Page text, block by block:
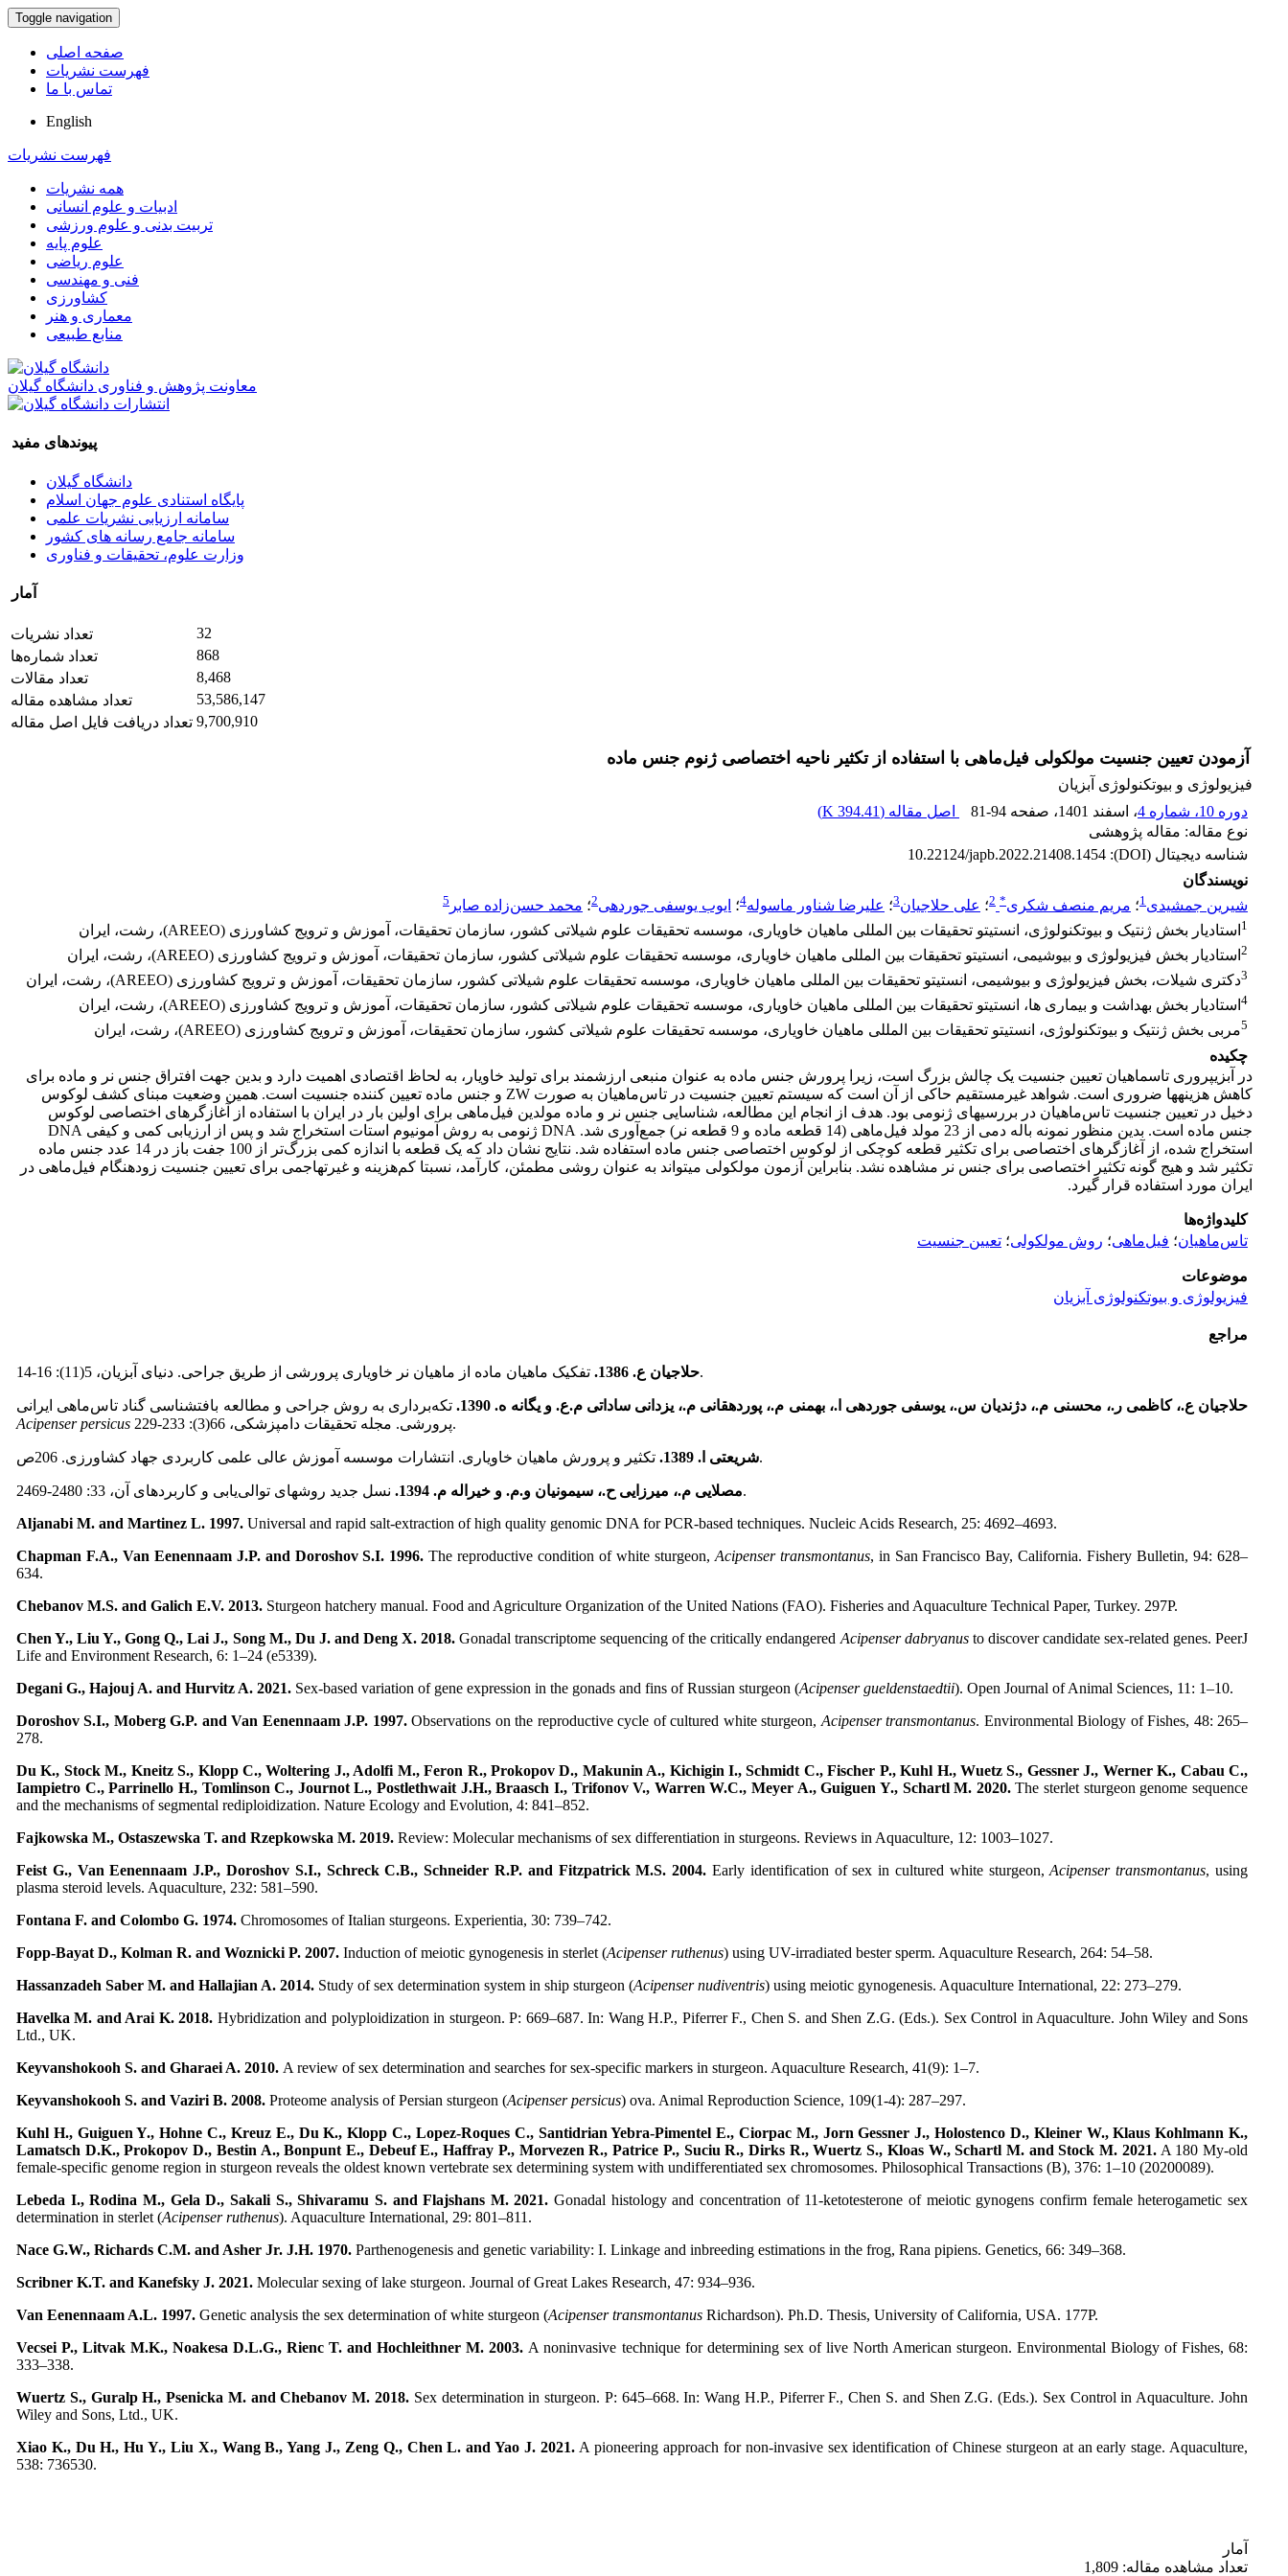
Toggle navigation
صفحه اصلی
فهرست نشریات
تماس با ما
English
فهرست نشریات
همه نشریات
ادبیات و علوم انسانی
تربیت بدنی و علوم ورزشی
علوم پایه
علوم ریاضی
فنی و مهندسی
کشاورزی
معماری و هنر
منابع طبیعی
معاونت پژوهش و فناوری دانشگاه گیلان
پیوندهای مفید
دانشگاه گیلان
پایگاه استنادی علوم جهان اسلام
سامانه ارزیابی نشریات علمی
سامانه جامع رسانه های کشور
وزارت علوم، تحقیقات و فناوری
آمار
تعداد نشریات
32
تعداد شماره‌ها
868
تعداد مقالات
8,468
تعداد مشاهده مقاله
53,586,147
تعداد دریافت فایل اصل مقاله 9,700,910
آزمودن تعیین جنسیت مولکولی فیل‌ماهی با استفاده از تکثیر ناحیه اختصاصی ژنوم جنس ماده
فیزیولوژی و بیوتکنولوژی آبزیان
دوره 10، شماره 4
، اسفند 1401 ، صفحه 81-94 اصل مقاله (394.41 K
)
نوع مقاله: مقاله پژوهشی
شناسه دیجیتال (DOI):
10.22124/japb.2022.21408.1454
نویسندگان
شیرین جمشیدی1؛ مریم منصف شکری*
2؛ علی حلاجیان3؛ علیرضا شناور ماسوله4؛ ایوب یوسفی جوردهی2؛ محمد حسن‌زاده صابر 5
1 استادیار بخش ژنتیک و بیوتکنولوژی، انستیتو تحقیقات بین المللی ماهیان خاویاری، موسسه تحقیقات علوم شیلاتی کشور، سازمان تحقیقات، آموزش و ترویج کشاورزی (AREEO)، رشت، ایران
2 استادیار بخش فیزیولوژی و بیوشیمی، انستیتو تحقیقات بین المللی ماهیان خاویاری، موسسه تحقیقات علوم شیلاتی کشور، سازمان تحقیقات، آموزش و ترویج کشاورزی (AREEO)، رشت، ایران
3دکتری شیلات، بخش فیزیولوژی و بیوشیمی، انستیتو تحقیقات بین المللی ماهیان خاویاری، موسسه تحقیقات علوم شیلاتی کشور، سازمان تحقیقات، آموزش و ترویج کشاورزی (AREEO)، رشت، ایران
4 استادیار بخش بهداشت و بیماری ها، انستیتو تحقیقات بین المللی ماهیان خاویاری، موسسه تحقیقات علوم شیلاتی کشور، سازمان تحقیقات، آموزش و ترویج کشاورزی (AREEO)، رشت، ایران
5مربی بخش ژنتیک و بیوتکنولوژی، انستیتو تحقیقات بین المللی ماهیان خاویاری، موسسه تحقیقات علوم شیلاتی کشور، سازمان تحقیقات، آموزش و ترویج کشاورزی (AREEO)، رشت، ایران
چکیده
در آبزی­پروری تاس­ماهیان تعیین جنسیت یک چالش بزرگ است، زیرا پرورش جنس ماده به عنوان منبعی ارزشمند برای تولید خاویار، به لحاظ اقتصادی اهمیت دارد و بدین جهت افتراق جنس نر و ماده برای
کاهش هزینه­ها ضروری است. شواهد غیرمستقیم حاکی از آن است که سیستم تعیین جنسیت در تاس‌ماهیان به صورت ZW و جنس ماده تعیین کننده جنسیت است. همین وضعیت مبنای کشف لوکوس
دخیل در تعیین جنسیت تاس‌ماهیان در بررسی­های ژنومی بود. هدف از انجام این مطالعه، شناسایی جنس نر و ماده مولدین فیل‌ماهی برای اولین بار در ایران با استفاده از آغازگرهای اختصاصی لوکوس
جنس ماده است. بدین منظور نمونه باله دمی از 23 مولد فیل‌ماهی (14 قطعه ماده و 9 قطعه نر) جمع‌آوری شد. DNA ژنومی به روش آمونیوم استات استخراج شد و پس از ارزیابی کمی و کیفی DNA
استخراج شده، از آغازگرهای اختصاصی برای تکثیر قطعه کوچکی از لوکوس اختصاصی جنس ماده استفاده شد. نتایج نشان داد که یک قطعه با اندازه کمی بزرگ‌تر از 100 جفت باز در 14 عدد جنس ماده
تکثیر شد و هیج گونه تکثیر اختصاصی برای جنس نر مشاهده نشد. بنابراین آزمون مولکولی می­تواند به عنوان روشی مطمئن، کارآمد، نسبتا کم‌هزینه و غیرتهاجمی برای تعیین جنسیت زودهنگام فیل‌ماهی در
ایران مورد استفاده قرار گیرد.
کلیدواژه‌ها
تاس‌ماهیان؛ فیل‌ماهی؛ روش مولکولی؛ تعیین جنسیت
موضوعات
فیزیولوژی و بیوتکنولوژی آبزیان
مراجع
حلاجیان ع. 1386.تفکیک ماهیان ماده از ماهیان نر خاویاری پرورشی از طریق جراحی. دنیای آبزیان، 5(11): 16-14.
حلاجیان ع.، کاظمی ر.، محسنی م.، دژندیان س.، یوسفی جوردهی ا.، بهمنی م.، پوردهقانی م.، یزدانی ساداتی م.ع. و یگانه ه. 1390.
تکه‌برداری به روش جراحی و مطالعه بافت­شناسی گناد تاس‌ماهی ایرانی
Acipenser persicus
‌پرورشی. مجله تحقیقات دامپزشکی، 66(3): 233-229.
شریعتی ا. 1389.تکثیر و پرورش ماهیان خاویاری. انتشارات موسسه آموزش عالی علمی کاربردی جهاد کشاورزی. 206ص.
مصلایی م.، میرزایی ح.، سیمونیان و.م. و خیراله م. 1394.نسل جدید روش­های توالی‌یابی و کاربرد­های آن، 33: 2480-2469.
Aljanabi M. and Martinez L. 1997. Universal and rapid salt-extraction of high quality genomic DNA for PCR-based techniques. Nucleic Acids Research, 25: 4692–4693.
Chapman F.A., Van Eenennaam J.P. and Doroshov S.I. 1996.The reproductive condition of white sturgeon, Acipenser transmontanus, in San Francisco Bay, California. Fishery Bulletin, 94: 628–
634.
Chebanov M.S. and Galich E.V. 2013. Sturgeon hatchery manual. Food and Agriculture Organization of the United Nations (FAO). Fisheries and Aquaculture Technical Paper, Turkey. 297P.
Chen Y., Liu Y., Gong Q., Lai J., Song M., Du J. and Deng X. 2018.Gonadal transcriptome sequencing of the critically endangered Acipenser dabryanusto discover candidate sex-related genes. PeerJ
Life and Environment Research, 6: 1–24 (e5339).
Degani G., Hajouj A. and Hurvitz A. 2021. Sex-based variation of gene expression in the gonads and fins of Russian sturgeon (Acipenser gueldenstaedtii). Open Journal of Animal Sciences, 11: 1–10.
Doroshov S.I., Moberg G.P. and Van Eenennaam J.P. 1997.Observations on the reproductive cycle of cultured white sturgeon, Acipenser transmontanus. Environmental Biology of Fishes, 48: 265–
278.
Du K., Stock M., Kneitz S., Klopp C., Woltering J., Adolfi M., Feron R., Prokopov D., Makunin A., Kichigin I., Schmidt C., Fischer P., Kuhl H., Wuetz S., Gessner J., Werner K., Cabau C.,
Iampietro C., Parrinello H., Tomlinson C., Journot L., Postlethwait J.H., Braasch I., Trifonov V., Warren W.C., Meyer A., Guiguen Y., Schartl M. 2020.The sterlet sturgeon genome sequence
and the mechanisms of segmental rediploidization. Nature Ecology and Evolution, 4: 841–852.
Fajkowska M., Ostaszewska T. and Rzepkowska M. 2019. Review: Molecular mechanisms of sex differentiation in sturgeons. Reviews in Aquaculture, 12: 1003–1027.
Feist G., Van Eenennaam J.P., Doroshov S.I., Schreck C.B., Schneider R.P. and Fitzpatrick M.S. 2004. Early identification of sex in cultured white sturgeon,Acipenser transmontanus, using
plasma steroid levels. Aquaculture, 232: 581–590.
Fontana F. and Colombo G. 1974. Chromosomes of Italian sturgeons. Experientia, 30: 739–742.
Fopp-Bayat D., Kolman R. and Woznicki P. 2007. Induction of meiotic gynogenesis in sterlet (Acipenser ruthenus) using UV-irradiated bester sperm. Aquaculture Research, 264: 54–58.
Hassanzadeh Saber M. and Hallajian A. 2014. Study of sex determination system in ship sturgeon (Acipenser nudiventris) using meiotic gynogenesis. Aquaculture International, 22: 273–279.
Havelka M. and Arai K. 2018. Hybridization and polyploidization in sturgeon. P: 669–687. In: Wang H.P., Piferrer F., Chen S. and Shen Z.G. (Eds.). Sex Control in Aquaculture. John Wiley and Sons
Ltd., UK.
Keyvanshokooh S. and Gharaei A. 2010. A review of sex determination and searches for sex-specific markers in sturgeon. Aquaculture Research, 41(9): 1–7.
Keyvanshokooh S. and Vaziri B. 2008. Proteome analysis of Persian sturgeon (Acipenser persicus) ova. Animal Reproduction Science, 109(1-4): 287–297.
Kuhl H., Guiguen Y., Hohne C., Kreuz E., Du K., Klopp C., Lopez-Roques C., Santidrian Yebra-Pimentel E., Ciorpac M., Jorn Gessner J., Holostenco D., Kleiner W., Klaus Kohlmann K.,
Lamatsch D.K., Prokopov D., Bestin A., Bonpunt E., Debeuf E., Haffray P., Morvezen R., Patrice P., Suciu R., Dirks R., Wuertz S., Kloas W., Schartl M. and Stock M. 2021.A 180 My-old
female-specific genome region in sturgeon reveals the oldest known vertebrate sex determining system with undifferentiated sex chromosomes. Philosophical Transactions (B), 376: 1–10 (20200089).
Lebeda I., Rodina M., Gela D., Sakali S., Shivaramu S. and Flajshans M. 2021.Gonadal histology and concentration of 11-ketotesterone of meiotic gynogens confirm female heterogametic sex
determination in sterlet (Acipenser ruthenus). Aquaculture International, 29: 801–811.
Nace G.W., Richards C.M. and Asher Jr. J.H. 1970. Parthenogenesis and genetic variability: I. Linkage and inbreeding estimations in the frog, Rana pipiens. Genetics, 66: 349–368.
Scribner K.T. and Kanefsky J. 2021. Molecular sexing of lake sturgeon. Journal of Great Lakes Research, 47: 934–936.
Van Eenennaam A.L. 1997. Genetic analysis the sex determination of white sturgeon (Acipenser transmontanus Richardson). Ph.D. Thesis, University of California, USA. 177P.
Vecsei P., Litvak M.K., Noakesa D.L.G., Rienc T. and Hochleithner M. 2003. A noninvasive technique for determining sex of live North American sturgeon. Environmental Biology of Fishes, 68:
333–338.
Wuertz S., Guralp H., Psenicka M. and Chebanov M. 2018. Sex determination in sturgeon. P: 645–668. In: Wang H.P., Piferrer F., Chen S. and Shen Z.G. (Eds.). Sex Control in Aquaculture. John
Wiley and Sons, Ltd., UK.
Xiao K., Du H., Hu Y., Liu X., Wang B., Yang J., Zeng Q., Chen L. and Yao J. 2021. A pioneering approach for non-invasive sex identification of Chinese sturgeon at an early stage. Aquaculture,
538: 736530.
آمار
تعداد مشاهده مقاله: 1,809